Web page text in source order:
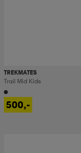
TREKMATES
Trail Mid Kids
500,-